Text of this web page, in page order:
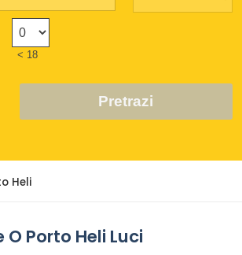
< 18
Pretrazi
Heli
Porto Heli Luci